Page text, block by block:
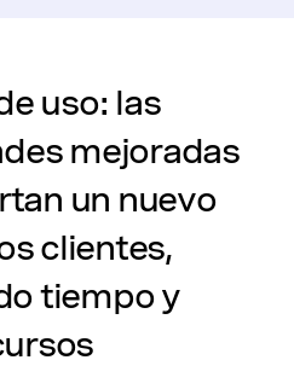
uso: las
mejoradas
un nuevo
clientes,
tiempo y